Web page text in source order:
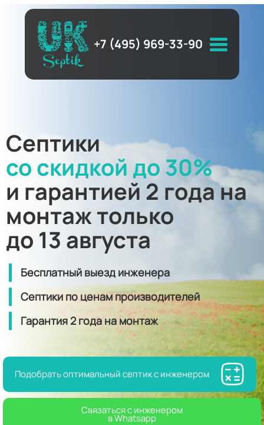
+7 (495) 969-33-90
Септики
со скидкой до 30%
и гарантией 2 года на
монтаж только
до 13 августа
Бесплатный выезд инженера
Септики по ценам производителей
Гарантия2 года на монтаж
Подобрать оптимальный септик с инженером
Связаться с инженером
в Whatsapp